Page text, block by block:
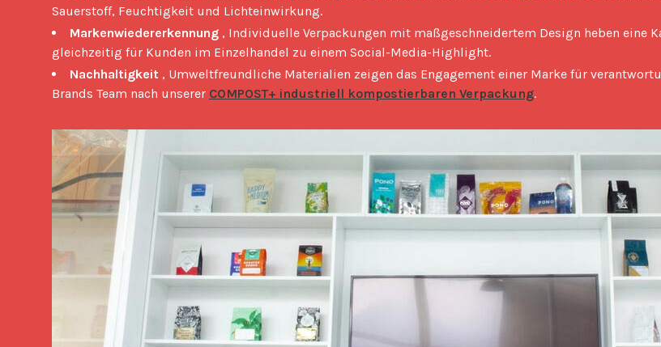
Sauerstoff, Feuchtigkeit und Lichteinwirkung.
Markenwiedererkennung , Individuelle Verpackungen mit maßgeschneidertem Design heben eine
gleichzeitig für Kunden im Einzelhandel zu einem Social-Media-Highlight.
Nachhaltigkeit , Umweltfreundliche Materialien zeigen das Engagement einer Marke für
Brands Team nach unserer COMPOST+ industriell kompostierbaren Verpackung.